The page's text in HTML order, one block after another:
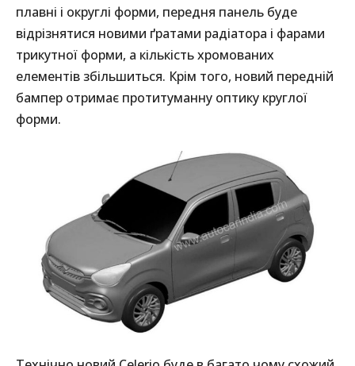
плавні і округлі форми, передня панель буде
відрізнятися новими ґратами радіатора і фарами
трикутної форми, а кількість хромованих
елементів збільшиться. Крім того, новий передній
бампер отримає протитуманну оптику круглої
форми.